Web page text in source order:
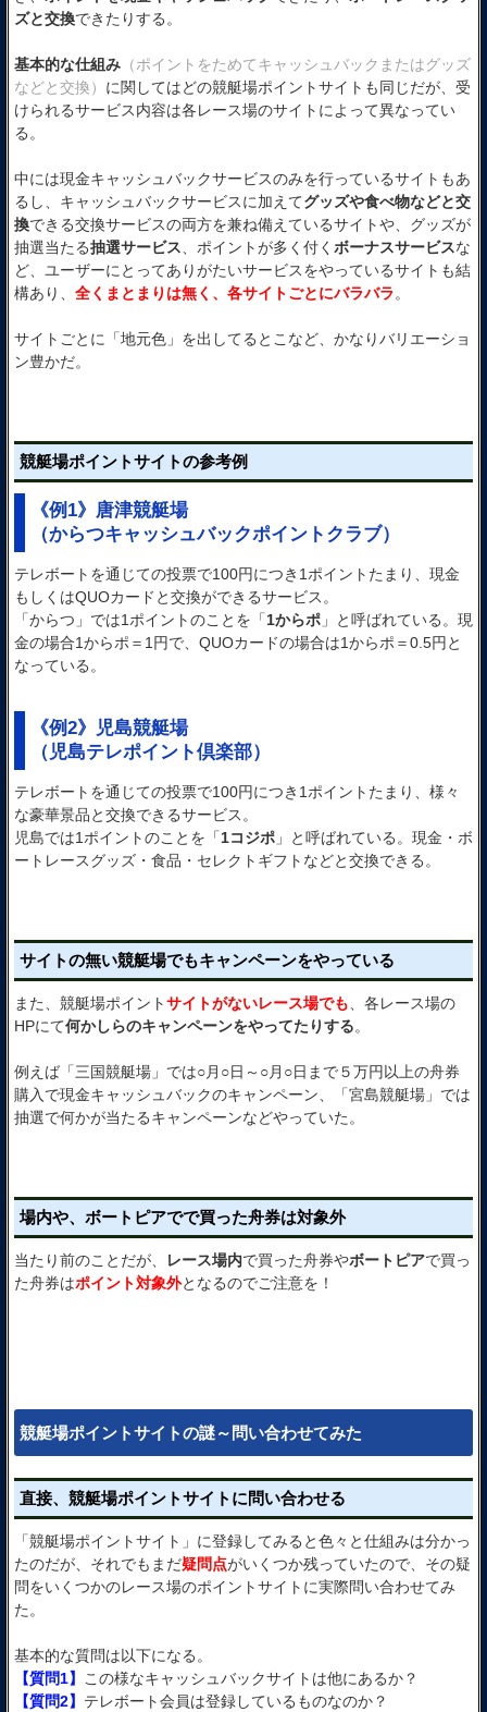
ズと交換できたりする。
基本的な仕組み （ポイントをためてキャッシュバックまたはグッズ
などと交換） に関してはどの競艇場ポイントサイトも同じだが、受
けられるサービス内容は各レース場のサイトによって異なってい
る。
中には現金キャッシュバックサービスのみを行っているサイトもあ
るし、キャッシュバックサービスに加えてグッズや食べ物などと交
換できる交換サービスの両方を兼ね備えているサイトや、グッズが
抽選当たる抽選サービス、ポイントが多く付く ボーナスサービスな
ど、ユーザーにとってありがたいサービスをやっているサイトも結
構あり、 全くまとまりは無く、各サイトごとにバラバラ。
サイトごとに「地元色」を出してるとこなど、かなりバリエーショ
ン豊かだ。
競艇場ポイントサイトの参考例
《例1》唐津競艇場
（からつキャッシュバックポイントクラブ）
テレボートを通じての投票で100円につき1ポイントたまり、現金
もしくはQUOカードと交換ができるサービス。
「からつ」では1ポイントのことを「1からポ 」と呼ばれている。現
金の場合1からポ＝1円で、QUOカードの場合は1からポ＝0.5円と
なっている。
《例2》児島競艇場
（児島テレポイント倶楽部）
テレボートを通じての投票で100円につき1ポイントたまり、様々
な豪華景品と交換できるサービス。
児島では1ポイントのことを「1コジポ 」と呼ばれている。現金・ボ
ートレースグッズ・食品・セレクトギフトなどと交換できる。
サイトの無い競艇場でもキャンペーンをやっている
また、競艇場ポイントサイトがないレース場でも、各レース場の
HPにて何かしらのキャンペーンをやってたりする。
例えば「三国競艇場」では○月○日～○月○日まで５万円以上の舟券
購入で現金キャッシュバックのキャンペーン、「宮島競艇場」では
抽選で何かが当たるキャンペーンなどやっていた。
場内や、ボートピアでで買った舟券は対象外
当たり前のことだが、 レース場内で買った舟券やボートピアで買っ
た舟券はポイント対象外となるのでご注意を！
競艇場ポイントサイトの謎～問い合わせてみた
直接、競艇場ポイントサイトに問い合わせる
「競艇場ポイントサイト」に登録してみると色々と仕組みは分かっ
たのだが、それでもまだ疑問点がいくつか残っていたので、その疑
問をいくつかのレース場のポイントサイトに実際問い合わせてみ
た。
基本的な質問は以下になる。
【質問1】 この様なキャッシュバックサイトは他にあるか？
【質問2】 テレボート会員は登録しているものなのか？